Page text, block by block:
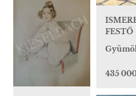
FESTŐ
435